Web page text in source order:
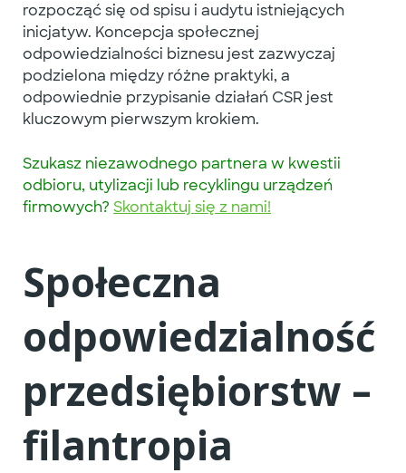
rozpocząć się od spisu i audytu istniejących
inicjatyw. Koncepcja społecznej
odpowiedzialności biznesu jest zazwyczaj
podzielona między różne praktyki, a
odpowiednie przypisanie działań CSR jest
kluczowym pierwszym krokiem.
Szukasz niezawodnego partnera w kwestii
odbioru, utylizacji lub recyklingu urządzeń
firmowych? Skontaktuj się z nami!
Społeczna
odpowiedzialność
przedsiębiorstw –
filantropia